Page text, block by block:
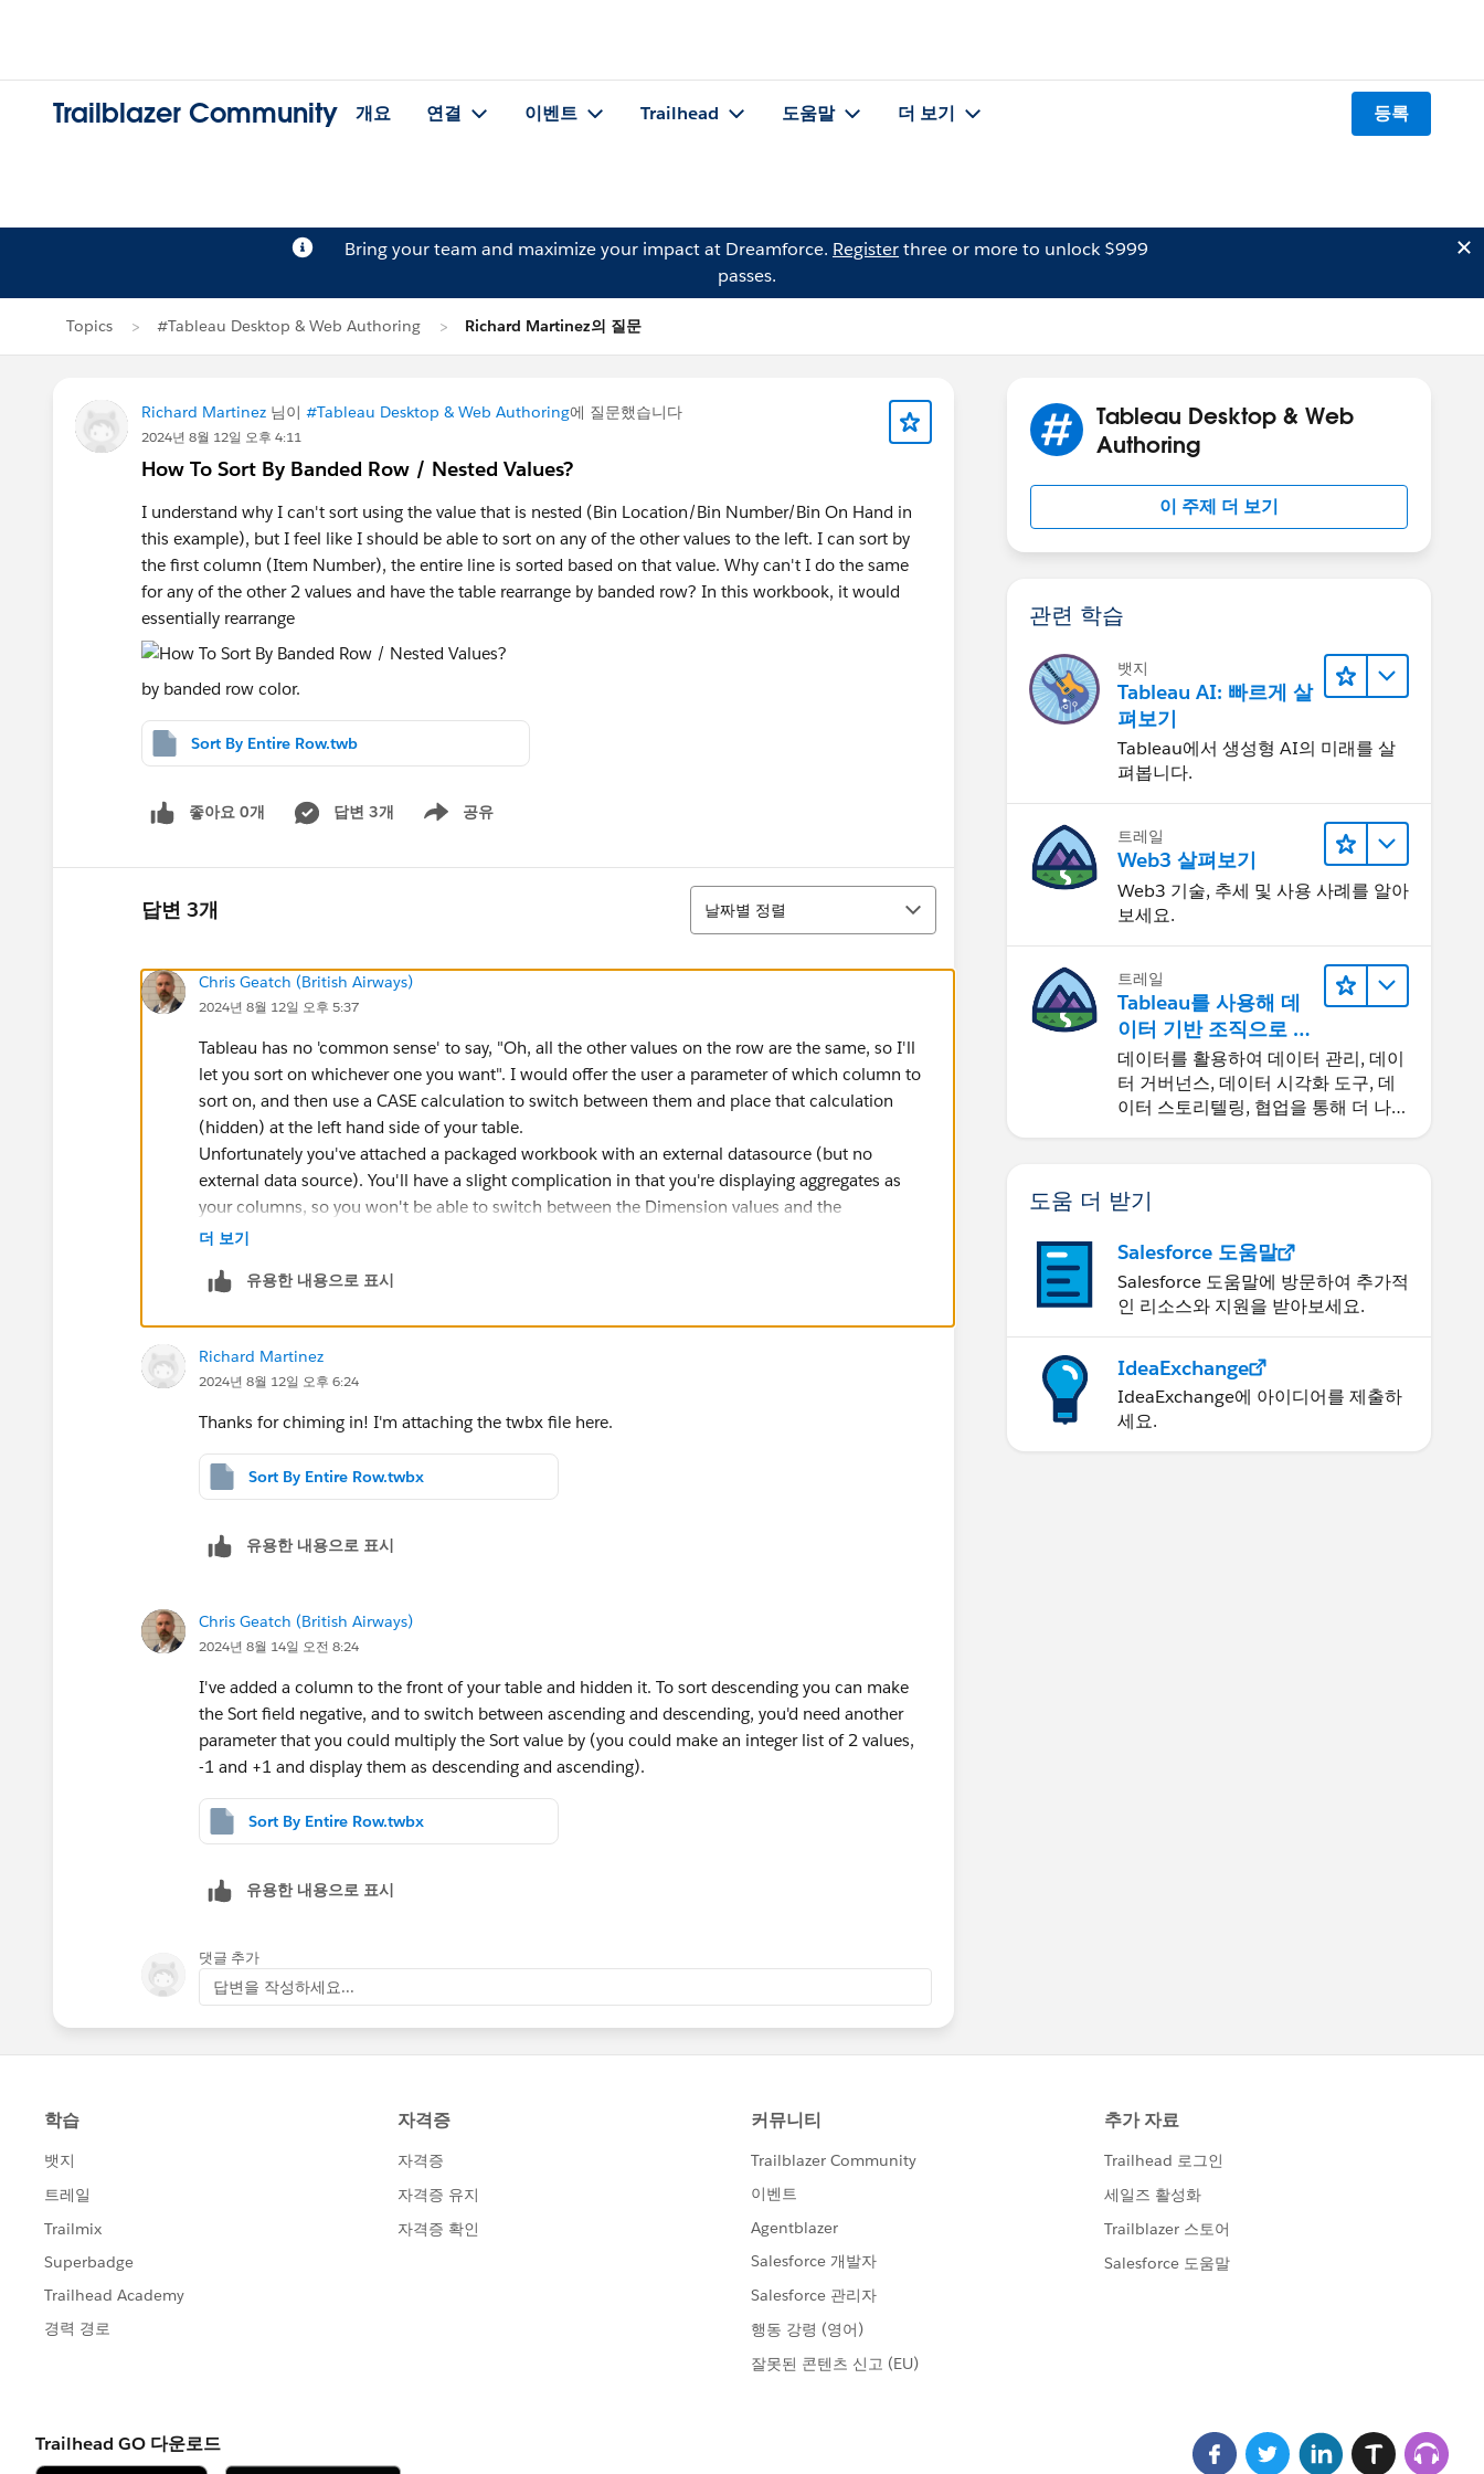
Trailblazer Community 개요 연결 이벤트 Trailhead 도움말 더 보기 등록
Bring your team and maximize your impact at Dreamforce. Registerthree or more to unlock $999
passes.
Topics #Tableau Desktop & Web Authoring Richard Martinez의 질문
Richard Martinez 님이 #Tableau Desktop & Web Authoring에 질문했습니다
2024년 8월 12일 오후 4:11
How To Sort By Banded Row / Nested Values?
I understand why I can't sort using the value that is nested (Bin Location/Bin Number/Bin On Hand in
this example), but I feel like I should be able to sort on any of the other values to the left. I can sort by
the first column (Item Number), the entire line is sorted based on that value. Why can't I do the same
for any of the other 2 values and have the table rearrange by banded row? In this workbook, it would
essentially rearrange
by banded row color.
Sort By Entire Row.twb
좋아요 0개 답변 3개 공유
Show menu
답변 3개
정렬
날짜별 정렬
Chris Geatch (British Airways)
2024년 8월 12일 오후 5:37
Tableau has no 'common sense' to say, "Oh, all the other values on the row are the same, so I'll
let you sort on whichever one you want". I would offer the user a parameter of which column to
sort on, and then use a CASE calculation to switch between them and place that calculation
(hidden) at the left hand side of your table.
Unfortunately you've attached a packaged workbook with an external datasource (but no
external data source). You'll have a slight complication in that you're displaying aggregates as
your columns, so you won't be able to switch between the Dimension values and the
SUM([Texas....]) fields, you'll have to convert everything to strings, and use MAX on your
show you.
더 보기
유용한 내용으로 표시
Richard Martinez
2024년 8월 12일 오후 6:24
Thanks for chiming in! I'm attaching the twbx file here.
Sort By Entire Row.twbx
유용한 내용으로 표시
Chris Geatch (British Airways)
2024년 8월 14일 오전 8:24
I've added a column to the front of your table and hidden it. To sort descending you can make
the Sort field negative, and to switch between ascending and descending, you'd need another
parameter that you could multiply the Sort value by (you could make an integer list of 2 values,
-1 and +1 and display them as descending and ascending).
Sort By Entire Row.twbx
유용한 내용으로 표시
댓글 추가
답변을 작성하세요...
Tableau Desktop & Web
Authoring
이 주제 더 보기
관련 학습
뱃지
Tableau AI: 빠르게 살
펴보기
Tableau에서 생성형 AI의 미래를 살
펴봅니다.
트레일
Web3 살펴보기
Web3 기술, 추세 및 사용 사례를 알아
보세요.
트레일
Tableau를 사용해 데
이터 기반 조직으로 거
듭나기
데이터를 활용하여 데이터 관리, 데이
터 거버넌스, 데이터 시각화 도구, 데
이터 스토리텔링, 협업을 통해 더 나은
도움 더 받기
Salesforce 도움말
Salesforce 도움말에 방문하여 추가적
인 리소스와 지원을 받아보세요.
IdeaExchange
IdeaExchange에 아이디어를 제출하
세요.